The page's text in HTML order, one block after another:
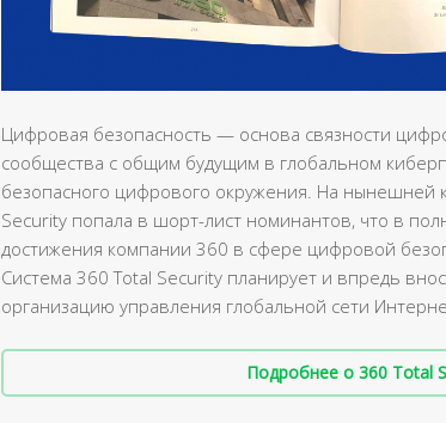
Цифровая безопасность — основа связности
сообщества с общим будущим в глобальном
безопасного цифрового окружения. На нынешней
Security попала в шорт-лист номинантов, что в
достижения компании 360 в сфере цифровой
Система 360 Total Security планирует и впредь
организацию управления глобальной сети
Подробнее о 360 Total